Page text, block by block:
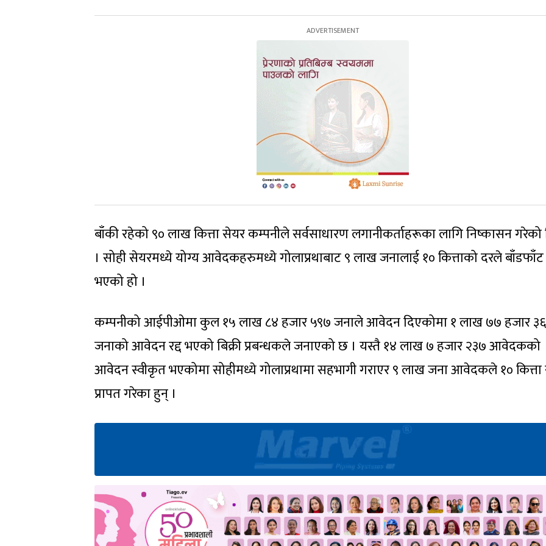
बाँकी रहेको ९० लाख कित्ता सेयर कम्पनीले सर्वसाधारण लगानीकर्ताहरूका लागि निष्कासन गरेको
। सोही सेयरमध्ये योग्य आवेदकहरुमध्ये गोलाप्रथाबाट ९ लाख जनालाई १० कित्ताको दरले बाँडफाँट
भएको हो ।
कम्पनीको आईपीओमा कुल १५ लाख ८४ हजार ५९७ जनाले आवेदन दिएकोमा १ लाख ७७ हजार
जनाको आवेदन रद्द भएको बिक्री प्रबन्धकले जनाएको छ । यस्तै १४ लाख ७ हजार २३७ आवेदकको
आवेदन स्वीकृत भएकोमा सोहीमध्ये गोलाप्रथामा सहभागी गराएर ९ लाख जना आवेदकले १०
प्रापत गरेका हुन् ।